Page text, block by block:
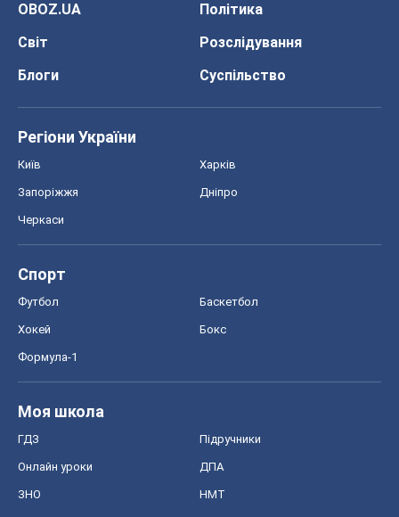
OBOZ.UA
Політика
Світ
Розслідування
Блоги
Суспільство
Регіони України
Київ Харків
Запоріжжя Дніпро
Черкаси
Спорт
Футбол Баскетбол
Хокей Бокс
Формула-1
Моя школа
ГДЗ Підручники
Онлайн уроки ДПА
ЗНО НМТ